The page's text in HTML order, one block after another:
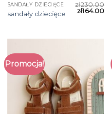
SANDAŁY DZIECIĘCE
sandały dziecięce
zł230.00
zł164.00
Promocja!